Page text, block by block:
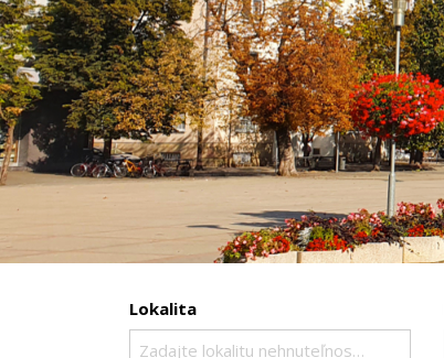
Lokalita
Zadajte lokalitu nehnuteľnosti ..